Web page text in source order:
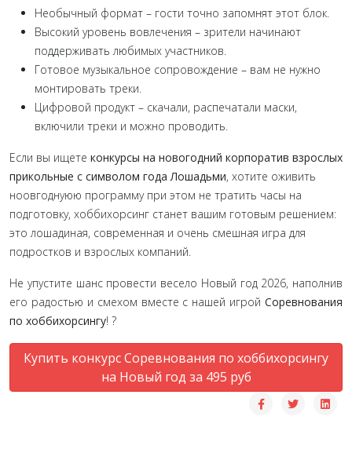
Необычный формат – гости точно запомнят этот блок.
Высокий уровень вовлечения – зрители начинают
поддерживать любимых участников.
Готовое музыкальное сопровождение – вам не нужно
монтировать треки.
Цифровой продукт – скачали, распечатали маски,
включили треки и можно проводить.
Если вы ищете конкурсы на новогодний корпоратив взрослых
прикольные с символом года Лошадьми, хотите оживить
ноовгоднуюю программу при этом не тратить часы на
подготовку, хоббихорсинг станет вашим готовым решением:
это лошадиная, современная и очень смешная игра для
подростков и взрослых компаний.
Не упустите шанс провести весело Новый год 2026, наполнив
его радостью и смехом вместе с нашей игрой Соревнования
по хоббихорсингу! ?
Купить конкурс Соревнования по хоббихорсингу
на Новый год за 495 руб